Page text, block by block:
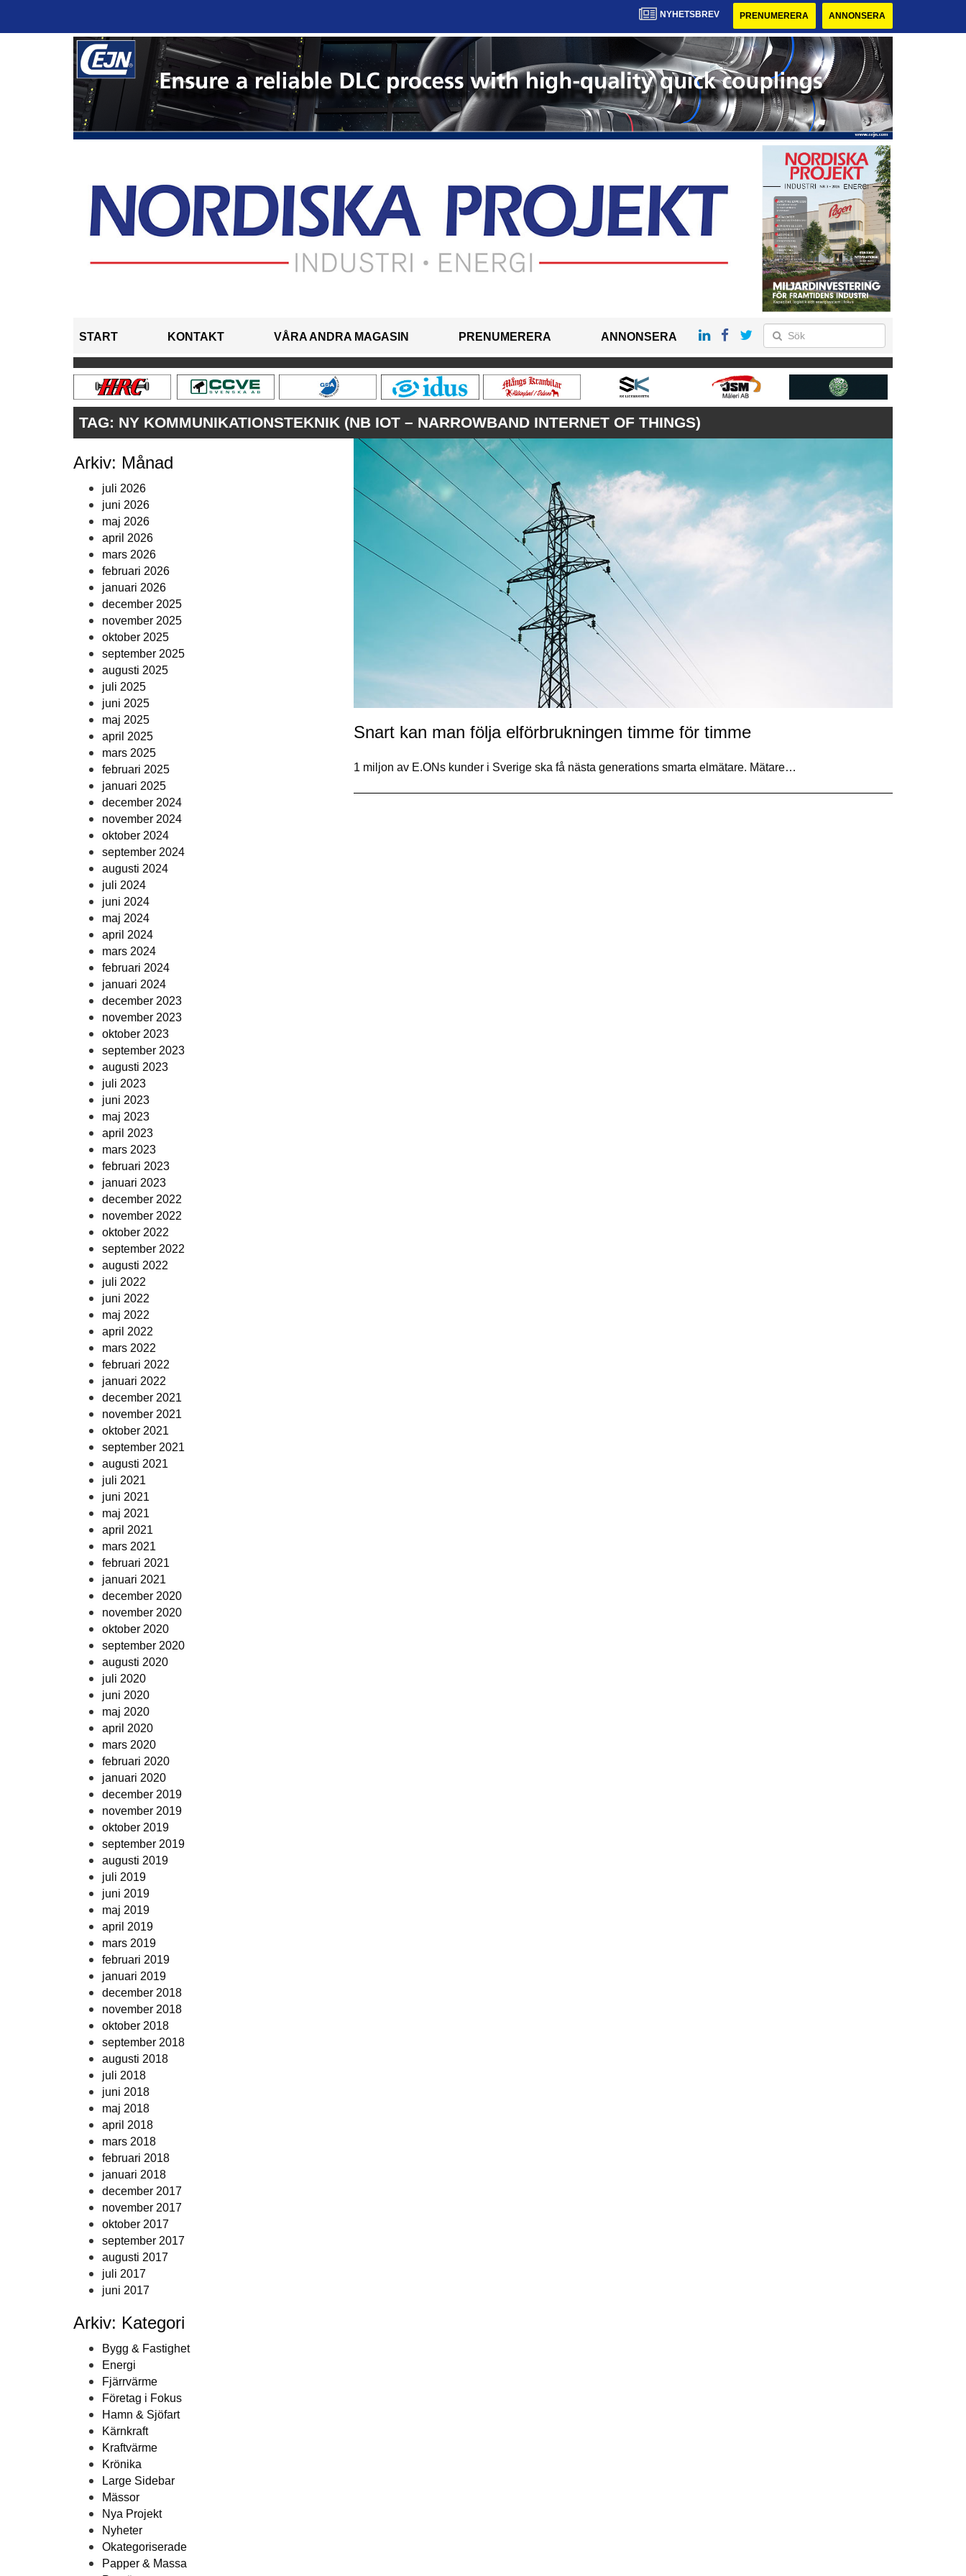
NYHETSBREV PRENUMERERA ANNONSERA
START KONTAKT VÅRA ANDRA MAGASIN PRENUMERERA ANNONSERA
TAG: NY KOMMUNIKATIONSTEKNIK (NB IOT – NARROWBAND INTERNET OF THINGS)
Arkiv: Månad
juli 2026
juni 2026
maj 2026
april 2026
mars 2026
februari 2026
januari 2026
december 2025
november 2025
oktober 2025
september 2025
augusti 2025
juli 2025
juni 2025
maj 2025
april 2025
mars 2025
februari 2025
januari 2025
december 2024
november 2024
oktober 2024
september 2024
augusti 2024
juli 2024
juni 2024
maj 2024
april 2024
mars 2024
februari 2024
januari 2024
december 2023
november 2023
oktober 2023
september 2023
augusti 2023
juli 2023
juni 2023
maj 2023
april 2023
mars 2023
februari 2023
januari 2023
december 2022
november 2022
oktober 2022
september 2022
augusti 2022
juli 2022
juni 2022
maj 2022
april 2022
mars 2022
februari 2022
januari 2022
december 2021
november 2021
oktober 2021
september 2021
augusti 2021
juli 2021
juni 2021
maj 2021
april 2021
mars 2021
februari 2021
januari 2021
december 2020
november 2020
oktober 2020
september 2020
augusti 2020
juli 2020
juni 2020
maj 2020
april 2020
mars 2020
februari 2020
januari 2020
december 2019
november 2019
oktober 2019
september 2019
augusti 2019
juli 2019
juni 2019
maj 2019
april 2019
mars 2019
februari 2019
januari 2019
december 2018
november 2018
oktober 2018
september 2018
augusti 2018
juli 2018
juni 2018
maj 2018
april 2018
mars 2018
februari 2018
januari 2018
december 2017
november 2017
oktober 2017
september 2017
augusti 2017
juli 2017
juni 2017
Arkiv: Kategori
Bygg & Fastighet
Energi
Fjärrvärme
Företag i Fokus
Hamn & Sjöfart
Kärnkraft
Kraftvärme
Krönika
Large Sidebar
Mässor
Nya Projekt
Nyheter
Okategoriserade
Papper & Massa
Snart kan man följa elförbrukningen timme för timme
1 miljon av E.ONs kunder i Sverige ska få nästa generations smarta elmätare. Mätare…